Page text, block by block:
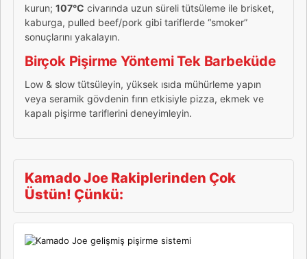
kurun; 107°C civarında uzun süreli tütsüleme ile brisket,
kaburga, pulled beef/pork gibi tariflerde “smoker”
sonuçlarını yakalayın.
Birçok Pişirme Yöntemi Tek Barbeküde
Low & slow tütsüleyin, yüksek ısıda mühürleme yapın
veya seramik gövdenin fırın etkisiyle pizza, ekmek ve
kapalı pişirme tariflerini deneyimleyin.
Kamado Joe Rakiplerinden Çok
Üstün! Çünkü: